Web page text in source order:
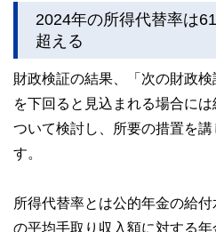
2024年の所得代替率は
超える
財政検証の結果、「次の財政
を下回ると見込まれる場合に
ついて検討し、所要の措置を
す。
所得代替率とは公的年金の給
の平均手取り収入額に対する年